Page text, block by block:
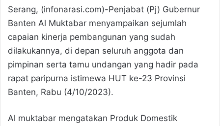
Serang, (infonarasi.com)-Penjabat (Pj) Gubernur
Banten Al Muktabar menyampaikan sejumlah
capaian kinerja pembangunan yang sudah
dilakukannya, di depan seluruh anggota dan
pimpinan serta tamu undangan yang hadir pada
rapat paripurna istimewa HUT ke-23 Provinsi
Banten, Rabu (4/10/2023).
Al muktabar mengatakan Produk Domestik